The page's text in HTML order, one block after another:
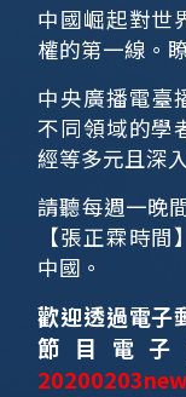
中國崛起對世
權的第一線。
中央廣播電臺
不同領域的學
經等多元且深
請聽每週一晚
【張正霖時
中國。
歡迎透過電子
節目電子